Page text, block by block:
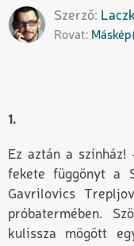
Szerző
Rovat
1.
Ez aztán a
fekete függönyt a
Gavrilovics
próbatermében.
kulissza mögött